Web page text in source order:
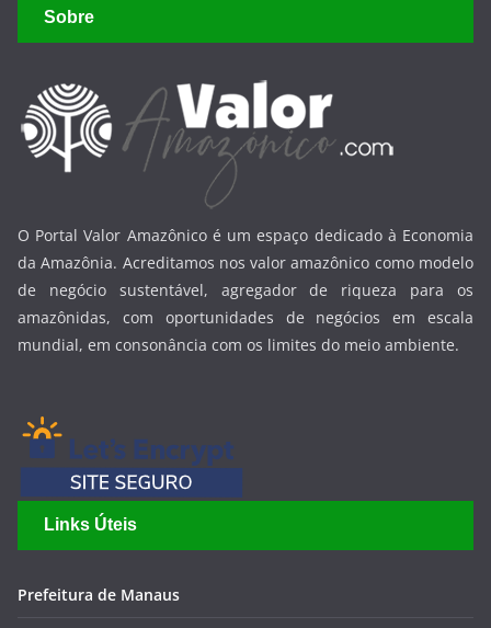
Sobre
O Portal Valor Amazônico é um espaço dedicado à Economia
da Amazônia. Acreditamos nos valor amazônico como modelo
de negócio sustentável, agregador de riqueza para os
amazônidas, com oportunidades de negócios em escala
mundial, em consonância com os limites do meio ambiente.
Links Úteis
Prefeitura de Manaus